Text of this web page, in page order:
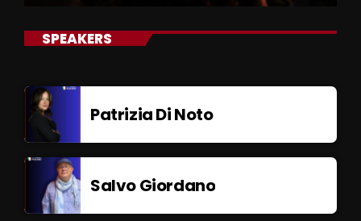
SPEAKERS
Patrizia Di Noto
Salvo Giordano